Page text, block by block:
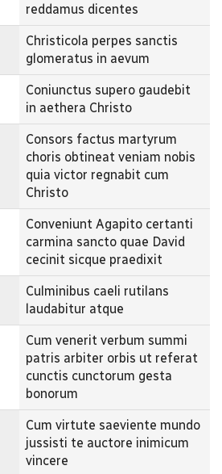
reddamus dicentes
Christicola perpes sanctis
glomeratus in aevum
Coniunctus supero gaudebit
in aethera Christo
Consors factus martyrum
choris obtineat veniam nobis
quia victor regnabit cum
Christo
Conveniunt Agapito certanti
carmina sancto quae David
cecinit sicque praedixit
Culminibus caeli rutilans
laudabitur atque
Cum venerit verbum summi
patris arbiter orbis ut referat
cunctis cunctorum gesta
bonorum
Cum virtute saeviente mundo
jussisti te auctore inimicum
vincere